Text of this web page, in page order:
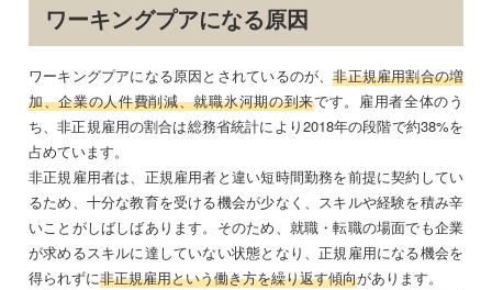
ワーキングプアになる原因
ワーキングプアになる原因とされているのが、非正規雇用割合の増
加、企業の人件費削減、就職氷河期の到来です。雇用者全体のう
ち、非正規雇用の割合は総務省統計により2018年の段階で約38%を
占めています。
非正規雇用者は、正規雇用者と違い短時間勤務を前提に契約してい
るため、十分な教育を受ける機会が少なく、スキルや経験を積み辛
いことがしばしばあります。そのため、就職・転職の場面でも企業
が求めるスキルに達していない状態となり、正規雇用になる機会を
得られずに非正規雇用という働き方を繰り返す傾向があります。